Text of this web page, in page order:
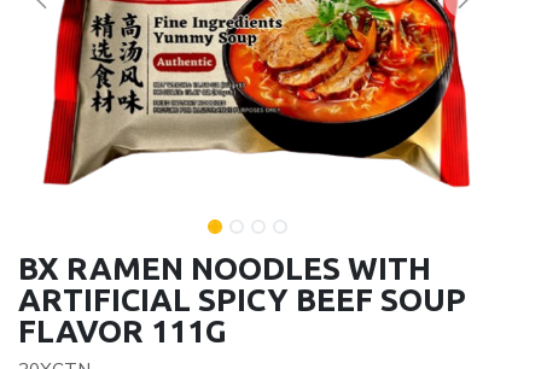
BX RAMEN NOODLES WITH
ARTIFICIAL SPICY BEEF SOUP
FLAVOR 111G